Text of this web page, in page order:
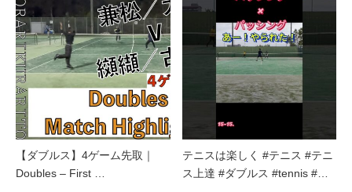
【ダブルス】4ゲーム先取｜
Doubles – First …
テニスは楽しく #テニス #テニ
ス上達 #ダブルス #tennis #…